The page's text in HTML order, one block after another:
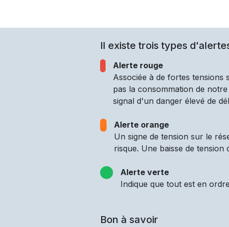
Il existe trois types
Alerte rouge
Associée à de fortes tensions
pas la consommation de
signal d'un danger élevé de
Alerte orange
Un signe de tension sur le
risque. Une baisse de
Alerte verte
Indique que tout est en
Bon à savoir